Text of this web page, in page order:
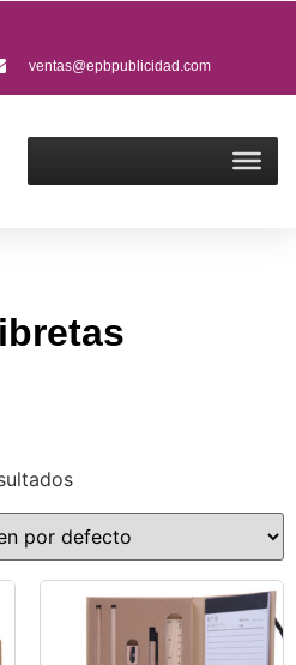
ventas@epbpublicidad.com